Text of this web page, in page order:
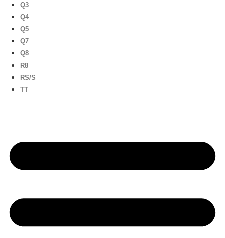
Q3
Q4
Q5
Q7
Q8
R8
RS/S
TT